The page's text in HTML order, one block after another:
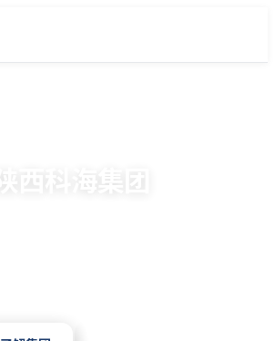
陕西科海集团